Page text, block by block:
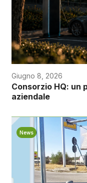
Giugno 8, 2026
Consorzio HQ: un
aziendale
News